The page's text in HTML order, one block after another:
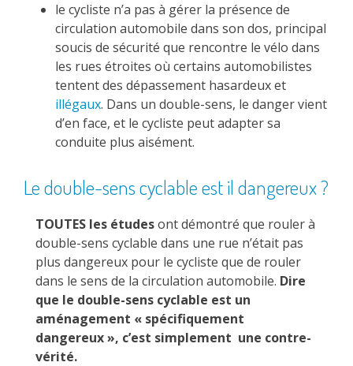
le cycliste n’a pas à gérer la présence de
circulation automobile dans son dos, principal
soucis de sécurité que rencontre le vélo dans
les rues étroites où certains automobilistes
tentent des dépassement hasardeux et
illégaux. Dans un double-sens, le danger vient
d’en face, et le cycliste peut adapter sa
conduite plus aisément.
Le double-sens cyclable est il dangereux ?
TOUTES les étudesont démontré que rouler à
double-sens cyclable dans une rue n’était pas
plus dangereux pour le cycliste que de rouler
dans le sens de la circulation automobile. Dire
que le double-sens cyclable est un
aménagement « spécifiquement
dangereux », c’est simplement une contre-
vérité.